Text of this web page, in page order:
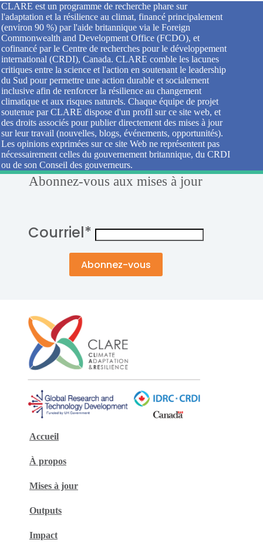
CLARE est un programme de recherche phare sur
l'adaptation et la résilience au climat, financé principalement
(environ 90 %) par l'aide britannique via le Foreign
Commonwealth and Development Office (FCDO), et
cofinancé par le Centre de recherches pour le développement
international (CRDI), Canada. CLARE comble les lacunes
critiques entre la science et l'action en soutenant le leadership
du Sud pour permettre une action durable et socialement
inclusive afin de renforcer la résilience au changement
climatique et aux risques naturels. Chaque équipe de projet
soutenue par CLARE dispose d'un profil sur ce site web, et
des droits associés pour publier directement des mises à jour
sur leur travail (nouvelles, blogs, événements, opportunités).
Les opinions exprimées sur ce site Web ne représentent pas
nécessairement celles du gouvernement britannique, du CRDI
ou de son Conseil des gouverneurs.
Abonnez-vous aux mises à jour
Courriel*
Accueil
À propos
Mises à jour
Outputs
Impact